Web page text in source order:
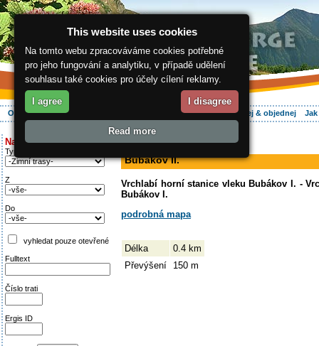
O regionu Aktivně Ubytování Hledej & objednej
Najděte si:
Typ trati
Z
Do
vyhledat pouze otevřené
Fulltext
Číslo trati
Ergis ID
ergis.cz>
Bubákov II.
Vrchlabí horní stanice vleku Bubákov I. -
Bubákov I.
podrobná mapa
Délka
0.4 km
Převýšení
150 m
This website uses cookies
Na tomto webu zpracováváme cookies potřebné
pro jeho fungování a analytiku, v případě udělení
souhlasu také cookies pro účely cílení reklamy.
I agree I disagree
Read more